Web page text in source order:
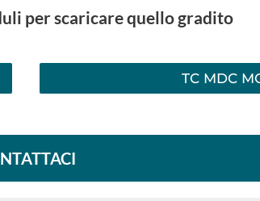
per scaricare quello gradito
TC MDC